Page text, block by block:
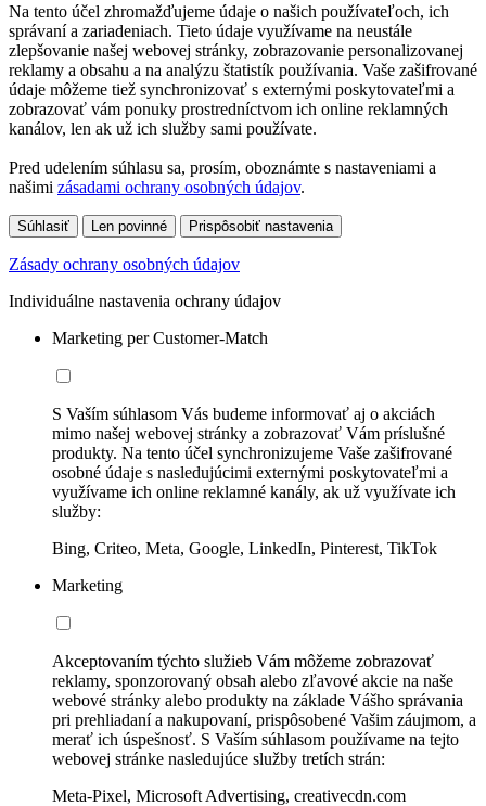
Na tento účel zhromažďujeme údaje o našich používateľoch, ich
správaní a zariadeniach. Tieto údaje využívame na neustále
zlepšovanie našej webovej stránky, zobrazovanie personalizovanej
reklamy a obsahu a na analýzu štatistík používania. Vaše zašifrované
údaje môžeme tiež synchronizovať s externými poskytovateľmi a
zobrazovať vám ponuky prostredníctvom ich online reklamných
kanálov, len ak už ich služby sami používate.
Pred udelením súhlasu sa, prosím, oboznámte s nastaveniami a
našimi zásadami ochrany osobných údajov.
Súhlasiť Len povinné Prispôsobiť nastavenia
Zásady ochrany osobných údajov
Individuálne nastavenia ochrany údajov
Marketing per Customer-Match
S Vaším súhlasom Vás budeme informovať aj o akciách
mimo našej webovej stránky a zobrazovať Vám príslušné
produkty. Na tento účel synchronizujeme Vaše zašifrované
osobné údaje s nasledujúcimi externými poskytovateľmi a
využívame ich online reklamné kanály, ak už využívate ich
služby:
Bing, Criteo, Meta, Google, LinkedIn, Pinterest, TikTok
Marketing
Akceptovaním týchto služieb Vám môžeme zobrazovať
reklamy, sponzorovaný obsah alebo zľavové akcie na naše
webové stránky alebo produkty na základe Vášho správania
pri prehliadaní a nakupovaní, prispôsobené Vašim záujmom, a
merať ich úspešnosť. S Vaším súhlasom používame na tejto
webovej stránke nasledujúce služby tretích strán:
Meta-Pixel, Microsoft Advertising, creativecdn.com